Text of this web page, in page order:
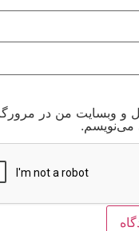
و وبسایت من در
می‌نویسم.